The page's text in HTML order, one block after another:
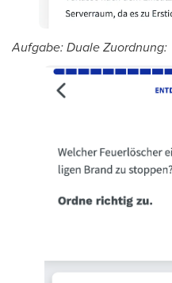
Aufgabe: Duale Zuordnung: